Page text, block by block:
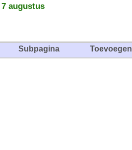
augustus
Subpagina Toevoegen